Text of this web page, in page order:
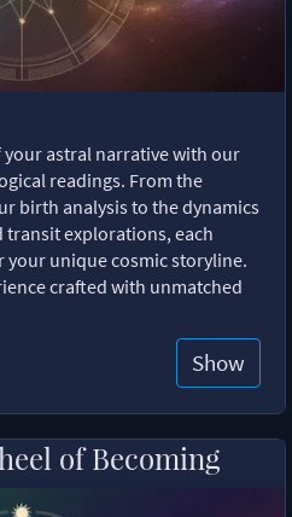
astral narrative with our
readings. From the
birth analysis to the dynamics
transit explorations, each
your unique cosmic storyline.
crafted with unmatched
Show
of Becoming